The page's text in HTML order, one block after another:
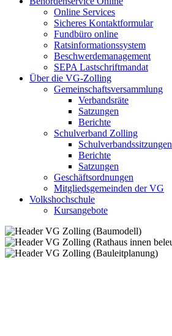
Online Services
Sicheres Kontaktformular
Fundbüro online
Ratsinformationssystem
Beschwerdemanagement
SEPA Lastschriftmandat
Über die VG-Zolling
Gemeinschaftsversammlung
Verbandsräte
Satzungen
Berichte
Schulverband Zolling
Schulverbandssitzungen
Berichte
Satzungen
Geschäftsordnungen
Mitgliedsgemeinden der VG
Volkshochschule
Kursangebote